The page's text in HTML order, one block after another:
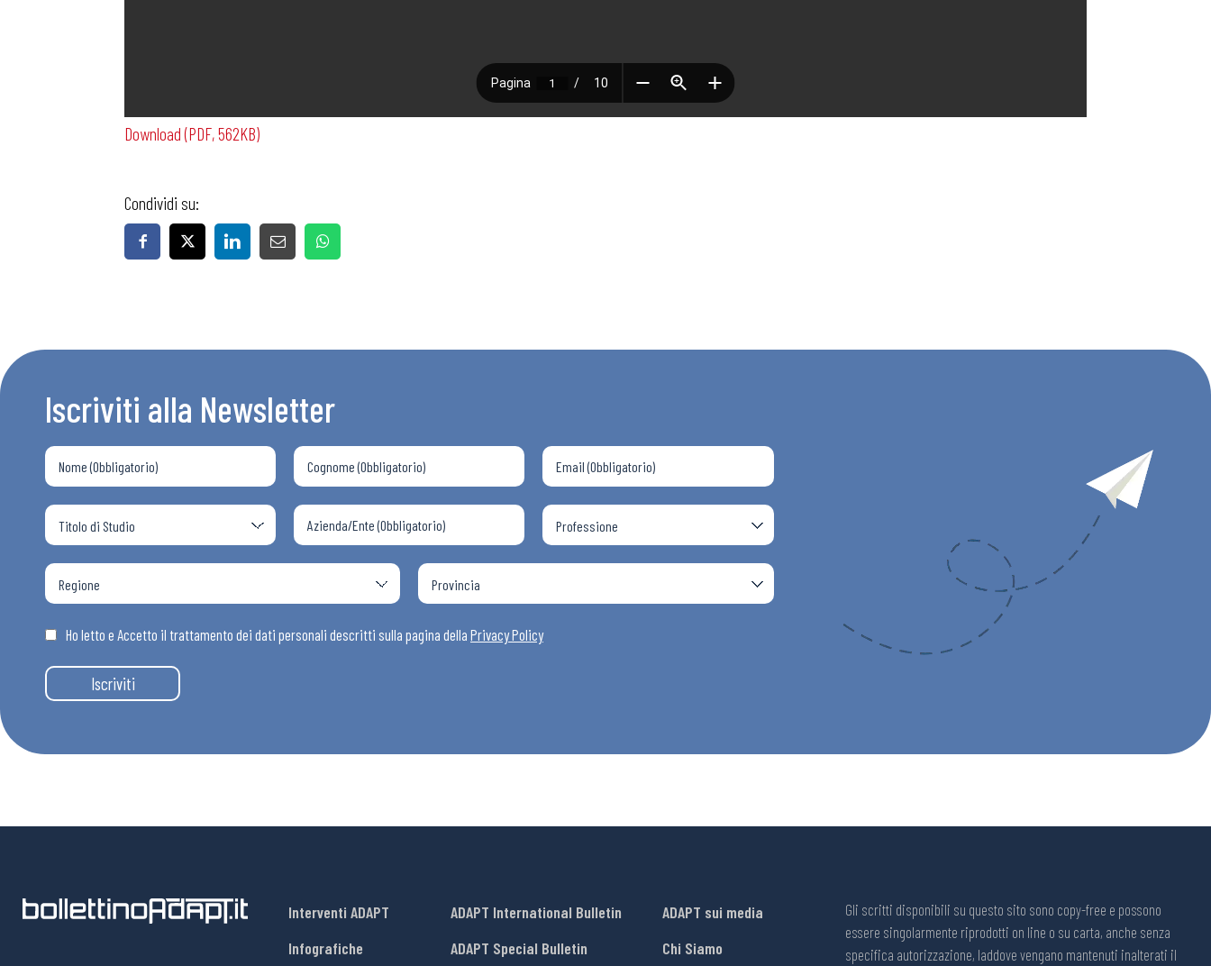
Chi Siamo
Download (PDF, 562KB)
Condividi su:
Iscriviti alla Newsletter
Ho letto e Accetto il trattamento dei dati personali descritti sulla pagina della Privacy Policy
Iscriviti
Interventi ADAPT
Infografiche
ADAPT International Bulletin
ADAPT Special Bulletin
ADAPT sui media
Chi Siamo
Gli scritti disponibili su questo sito sono copy-free e possono
essere singolarmente riprodotti on line o su carta, anche senza
specifica autorizzazione, laddove vengano mantenuti inalterati il